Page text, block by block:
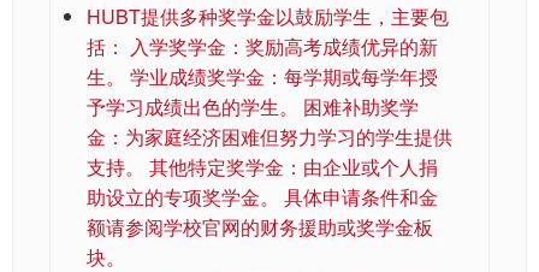
HUBT提供多种奖学金以鼓励学生，主要包
括： 入学奖学金：奖励高考成绩优异的新
生。 学业成绩奖学金：每学期或每学年授
予学习成绩出色的学生。 困难补助奖学
金：为家庭经济困难但努力学习的学生提供
支持。 其他特定奖学金：由企业或个人捐
助设立的专项奖学金。 具体申请条件和金
额请参阅学校官网的财务援助或奖学金板
块。